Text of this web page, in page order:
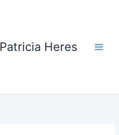
Patricia Heres